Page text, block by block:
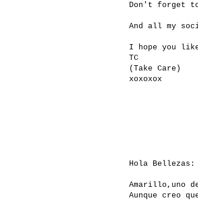
Don't forget
And all my
I hope you
TC
(Take Care)
xoxoxox
Hola Bellezas:
Amarillo,uno
Aunque creo